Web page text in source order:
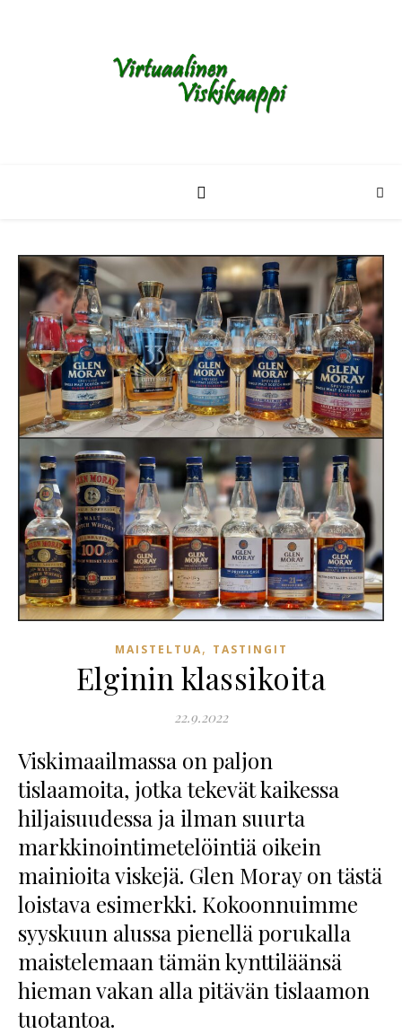
MAISTELTUA, TASTINGIT
Elginin klassikoita
22.9.2022
Viskimaailmassa on paljon
tislaamoita, jotka tekevät kaikessa
hiljaisuudessa ja ilman suurta
markkinointimetelöintiä oikein
mainioita viskejä. Glen Moray on tästä
loistava esimerkki. Kokoonnuimme
syyskuun alussa pienellä porukalla
maistelemaan tämän kynttiläänsä
hieman vakan alla pitävän tislaamon
tuotantoa.